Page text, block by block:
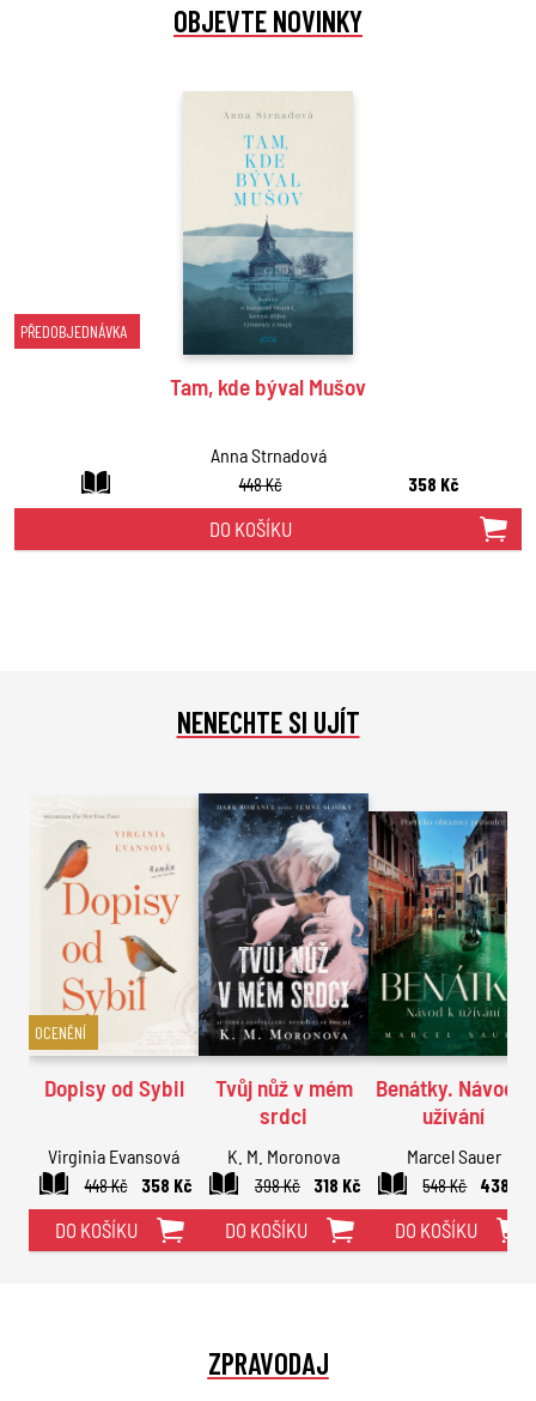
OBJEVTE NOVINKY
PŘEDOBJEDNÁVKA
Tam, kde býval Mušov
Anna Strnadová
448 Kč
358 Kč
DO KOŠÍKU
NENECHTE SI UJÍT
OCENĚNÍ
Dopisy od Sybil
Virginia Evansová
448 Kč
358 Kč
DO KOŠÍKU
Tvůj nůž v mém
srdci
K. M. Moronova
398 Kč
318 Kč
DO KOŠÍKU
Benátky. Návod k
užívání
Marcel Sauer
548 Kč
438 Kč
DO KOŠÍKU
ZPRAVODAJ